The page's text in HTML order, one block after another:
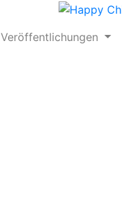
Veröffentlichungen